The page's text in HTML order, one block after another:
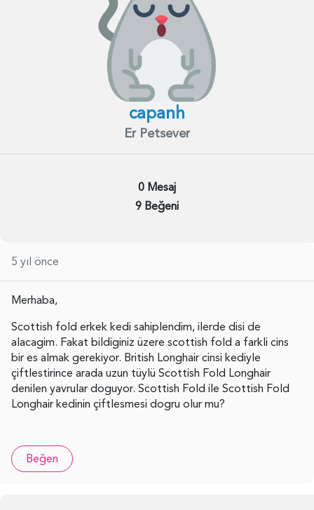
capanh
Er Petsever
0 Mesaj
9 Beğeni
5 yıl önce
Merhaba,
Scottish fold erkek kedi sahiplendim, ilerde disi de
alacagim. Fakat bildiginiz üzere scottish fold a farkli cins
bir es almak gerekiyor. British Longhair cinsi kediyle
çiftlestirince arada uzun tüylü Scottish Fold Longhair
denilen yavrular doguyor. Scottish Fold ile Scottish Fold
Longhair kedinin çiftlesmesi dogru olur mu?
Beğen